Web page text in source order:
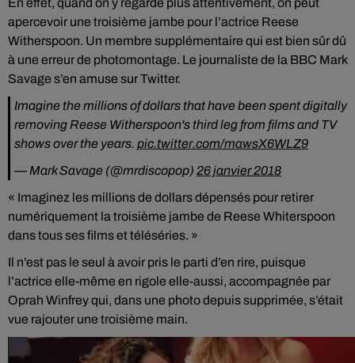
En effet, quand on y regarde plus attentivement, on peut
apercevoir une troisième jambe pour l’actrice Reese
Witherspoon. Un membre supplémentaire qui est bien sûr dû
à une erreur de photomontage. Le journaliste de la BBC Mark
Savage s’en amuse sur Twitter.
Imagine the millions of dollars that have been spent digitally
removing Reese Witherspoon's third leg from films and TV
shows over the years. pic.twitter.com/mawsX6WLZ9
— Mark Savage (@mrdiscopop) 26 janvier 2018
« Imaginez les millions de dollars dépensés pour retirer
numériquement la troisième jambe de Reese Whiterspoon
dans tous ses films et téléséries. »
Il n’est pas le seul à avoir pris le parti d’en rire, puisque
l’actrice elle-même en rigole elle-aussi, accompagnée par
Oprah Winfrey qui, dans une photo depuis supprimée, s’était
vue rajouter une troisième main.